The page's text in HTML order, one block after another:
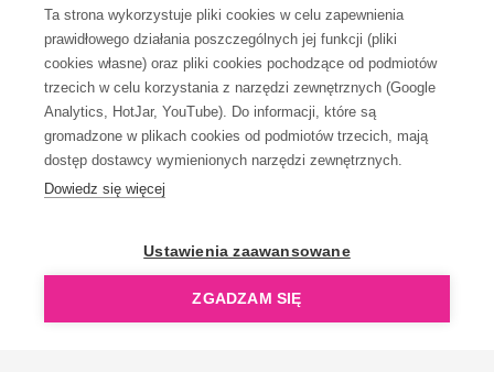
Ta strona wykorzystuje pliki cookies w celu zapewnienia
prawidłowego działania poszczególnych jej funkcji (pliki
cookies własne) oraz pliki cookies pochodzące od podmiotów
trzecich w celu korzystania z narzędzi zewnętrznych (Google
Analytics, HotJar, YouTube). Do informacji, które są
gromadzone w plikach cookies od podmiotów trzecich, mają
dostęp dostawcy wymienionych narzędzi zewnętrznych.
Dowiedz się więcej
Ustawienia zaawansowane
ZGADZAM SIĘ
KONTAKT
OpenGift jest częścią ReflectGroup.